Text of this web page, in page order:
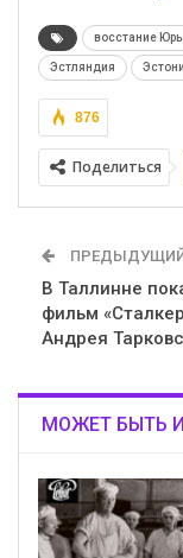
восстание
Эстляндия
876
Поделиться
В Таллинне
фильм
Андрея
МОЖЕТ БЫТЬ